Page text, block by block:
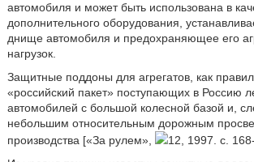
автомобиля и может быть использована в
дополнительного оборудования,
днище автомобиля и предохраняющее его
нагрузок.
Защитные поддоны для агрегатов, как
«российский пакет» поступающих в Россию
автомобилей с большой колесной базой и,
небольшим относительным дорожным
производства [«За рулем»,
12, 1997. с.